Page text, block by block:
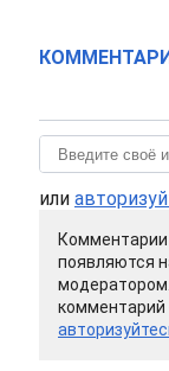
или
появляются
комментарий